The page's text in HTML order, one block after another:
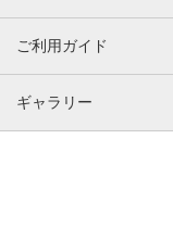
ご利用ガイド
ギャラリー